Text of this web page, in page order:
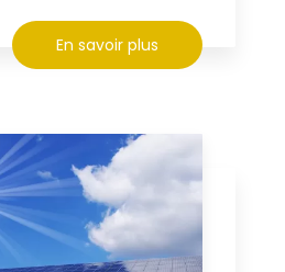
En savoir plus